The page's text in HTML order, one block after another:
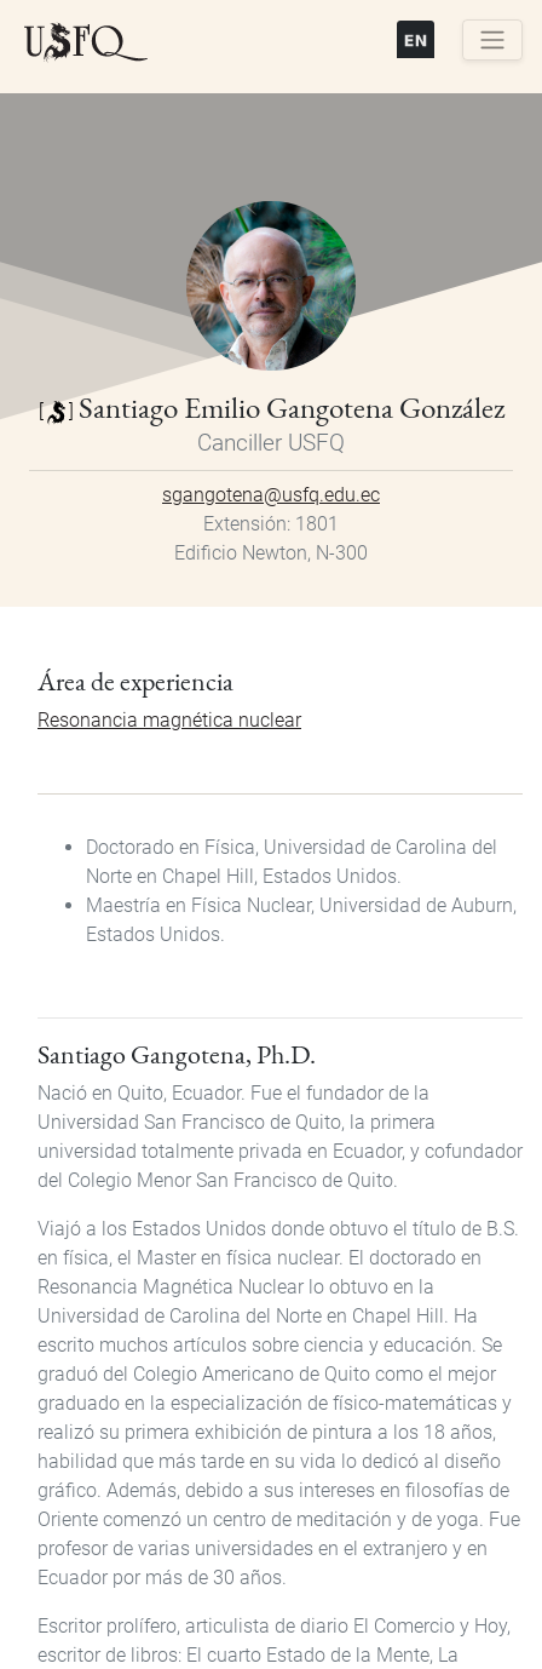
[ ] Santiago Emilio Gangotena González
Canciller USFQ
sgangotena@usfq.edu.ec
Extensión 1801
Edificio Newton, N-300
Área de experiencia
Resonancia magnética nuclear
Doctorado en Física, Universidad de Carolina del
Norte en Chapel Hill, Estados Unidos.
Maestría en Física Nuclear, Universidad de Auburn,
Estados Unidos.
Santiago Gangotena, Ph.D.
Nació en Quito, Ecuador. Fue el fundador de la
Universidad San Francisco de Quito, la primera
universidad totalmente privada en Ecuador, y cofundador
del Colegio Menor San Francisco de Quito.
Viajó a los Estados Unidos donde obtuvo el título de B.S.
en física, el Master en física nuclear. El doctorado en
Resonancia Magnética Nuclear lo obtuvo en la
Universidad de Carolina del Norte en Chapel Hill. Ha
escrito muchos artículos sobre ciencia y educación. Se
graduó del Colegio Americano de Quito como el mejor
graduado en la especialización de físico-matemáticas y
realizó su primera exhibición de pintura a los 18 años,
habilidad que más tarde en su vida lo dedicó al diseño
gráfico. Además, debido a sus intereses en filosofías de
Oriente comenzó un centro de meditación y de yoga. Fue
profesor de varias universidades en el extranjero y en
Ecuador por más de 30 años.
Escritor prolífero, articulista de diario El Comercio y Hoy,
escritor de libros: El cuarto Estado de la Mente, La